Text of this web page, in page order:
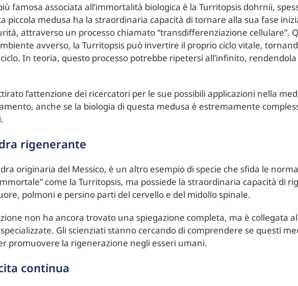
famosa associata all’immortalità biologica è la Turritopsis dohrnii,
piccola medusa ha la straordinaria capacità di tornare alla sua fase
attraverso un processo chiamato “transdifferenziazione cellulare”.
avverso, la Turritopsis può invertire il proprio ciclo vitale,
In teoria, questo processo potrebbe ripetersi all’infinito,
l’attenzione dei ricercatori per le sue possibili applicazioni nella
anche se la biologia di questa medusa è estremamente
rigenerante
originaria del Messico, è un altro esempio di specie che sfida le
come la Turritopsis, ma possiede la straordinaria capacità di
polmoni e persino parti del cervello e del midollo spinale.
non ha ancora trovato una spiegazione completa, ma è collegata
Gli scienziati stanno cercando di comprendere se questi
promuovere la rigenerazione negli esseri umani.
continua